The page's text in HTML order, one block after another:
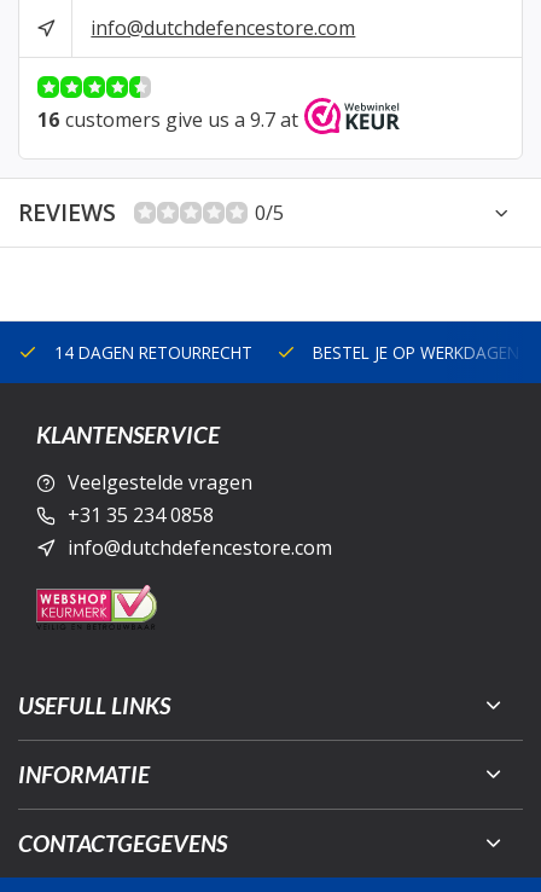
info@dutchdefencestore.com
16 customers give us a 9.7 at
REVIEWS 0/5
14 DAGEN RETOURRECHT BESTEL JE OP WERKDAGEN
KLANTENSERVICE
Veelgestelde vragen
+31 35 234 0858
info@dutchdefencestore.com
USEFULL LINKS
INFORMATIE
CONTACTGEGEVENS